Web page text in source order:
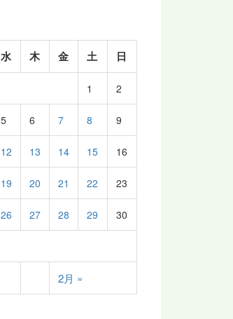
水 木 金 土 日
2月 »
1 2
5 6 7 8 9
12 13 14 15 16
19 20 21 22 23
26 27 28 29 30